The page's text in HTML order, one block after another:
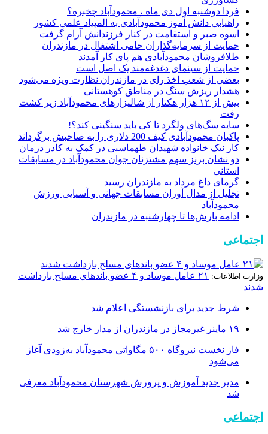
فردا دوشنبه اول دی ماه ، محمودآباد چخبره؟
راهیابی دانش آموز محمودآبادی به المپیاد علمی کشور
اسوه صبر و استقامت در کنار فرزندانش آرام گرفت
حمایت از سرمایه‌گذاران حامی اشتغال در مازندران
طلافروشان محمودآبادی هم پای کار آمدند
حمایت از سینمای دغدغه‌مند یک اصل است
بعضی از شعب اخذ رای در مازندران نظارت ویژه می‌شود
هشدار ریزش سنگ در مناطق کوهستانی
بیش از ۱۲ هزار هکتار از شالیزارهای محمودآباد زیر کشت
رفت
سایه سگ‌های ولگرد تا کی باید سنگینی کند؟!
پاکبان محمودآبادی کیف 200 دلاری را به صاحبش برگرداند
کار نیک خانواده شهیدان طهماسبی در کمک به کادر درمان
دو نشان برنز سهم مشتزنان جوان محمودآباد در مسابقات
استانی
گرمای داغ مرداد به مازندران رسید
تجلیل از مدال آوران مسابقات جهانی و آسیایی ورزش
محمودآباد
ادامه بارش‌ها تا چهارشنبه در مازندران
اجتماعی
وزارت اطلاعات:
۲۱ عامل موساد و ۴ عضو باند‌های مسلح بازداشت
شدند
شرط جدید برای بازنشستگی اعلام شد
۱۹ ماینر غیرمجاز در مازندران از مدار خارج شد
فاز نخست نیروگاه ۵۰۰ مگاواتی محمودآباد به‌زودی آغاز
می‌شود
مدیر جدید آموزش و پرورش شهرستان محمودآباد معرفی
شد
اجتماعی